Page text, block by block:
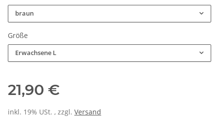
braun
Größe
Erwachsene L
21,90 €
inkl. 19% USt. , zzgl. Versand